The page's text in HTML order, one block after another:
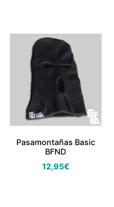
Pasamontañas Basic
BFND
12,95€